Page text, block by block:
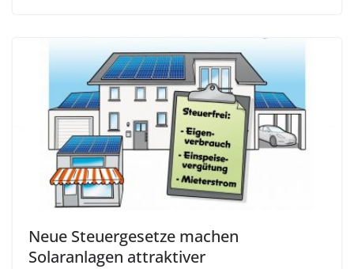
Neue Steuergesetze machen
Solaranlagen attraktiver